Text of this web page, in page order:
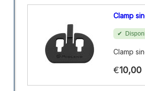
Clamp
Clamp
€10,00